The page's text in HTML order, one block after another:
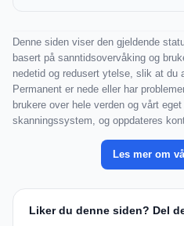
Denne siden viser den gjeldende
basert på sanntidsovervåking og
nedetid og redusert ytelse, slik at du
Permanent er nede eller har
brukere over hele verden og vårt
skanningssystem, og oppdateres
Les mer om
Liker du denne siden? Del